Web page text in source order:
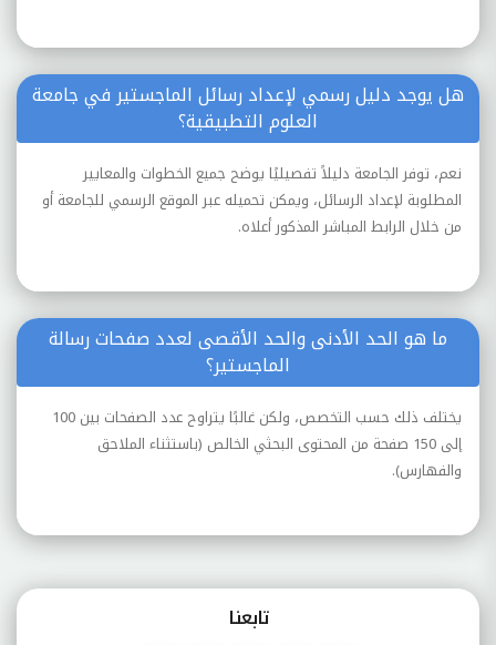
هل يوجد دليل رسمي لإعداد رسائل الماجستير في جامعة
العلوم التطبيقية؟
نعم، توفر الجامعة دليلاً تفصيليًا يوضح جميع الخطوات والمعايير
المطلوبة لإعداد الرسائل، ويمكن تحميله عبر الموقع الرسمي للجامعة أو
من خلال الرابط المباشر المذكور أعلاه.
ما هو الحد الأدنى والحد الأقصى لعدد صفحات رسالة
الماجستير؟
يختلف ذلك حسب التخصص، ولكن غالبًا يتراوح عدد الصفحات بين 100
إلى 150 صفحة من المحتوى البحثي الخالص (باستثناء الملاحق
والفهارس).
تابعنـا